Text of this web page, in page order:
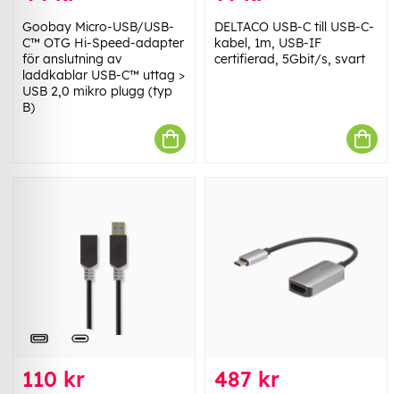
Goobay Micro-USB/USB-
C™ OTG Hi-Speed-adapter
för anslutning av
laddkablar USB-C™ uttag >
USB 2,0 mikro plugg (typ
B)
DELTACO USB-C till USB-C-
kabel, 1m, USB-IF
certifierad, 5Gbit/s, svart
110 kr 487 kr